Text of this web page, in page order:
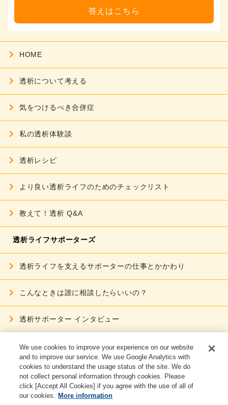
HOME
透析について考える
気をつけるべき合併症
私の透析体験談
透析レシピ
より良い透析ライフのためのチェックリスト
教えて！透析 Q&A
透析ライフサポーターズ
透析ライフを支えるサポーターの仕事とかかわり
こんなときは誰に相談したらいいの？
透析サポーター インタビュー
ご利用条件
個人情報保護に関する取り組み
お問い合わせ
We use cookies to improve your experience on our website
and to improve our service. We use Google Analytics with
cookies to understand the usage status of the site. We do
not collect personal information through cookies. Please
click [Accept All Cookies] if you agree with the use of all of
our cookies. More information